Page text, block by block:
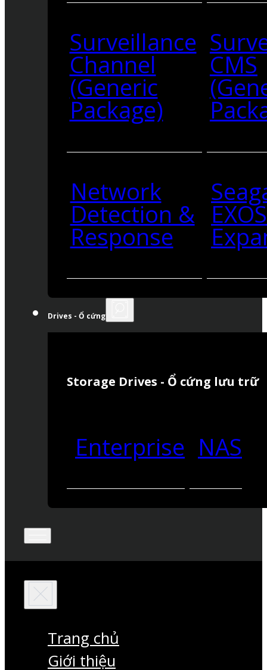
Surveillance
Channel
(Generic
Package)
CMS
Network
Detection &
Response
EXOS
Drives - Ổ cứng
Storage Drives - Ổ cứng lưu trữ
Enterprise NAS
Trang chủ
Giới thiệu